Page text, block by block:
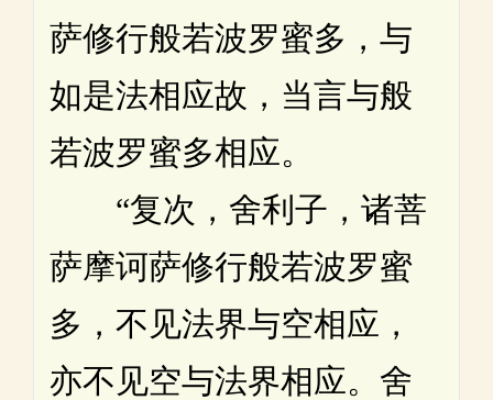
萨修行般若波罗蜜多，与
如是法相应故，当言与般
若波罗蜜多相应。
“复次，舍利子，诸菩
萨摩诃萨修行般若波罗蜜
多，不见法界与空相应，
亦不见空与法界相应。舍